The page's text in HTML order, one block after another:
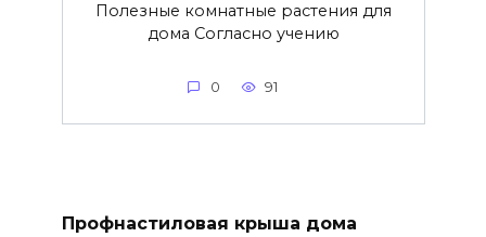
Полезные комнатные растения для
дома Согласно учению
0 91
Профнастиловая крыша дома